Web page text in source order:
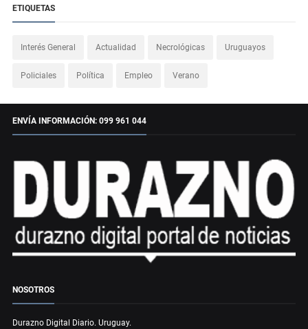
ETIQUETAS
Interés General Actualidad Necrológicas Uruguayos
Policiales Política Empleo Verano
ENVÍA INFORMACIÓN: 099 961 044
NOSOTROS
Durazno Digital Diario. Uruguay.